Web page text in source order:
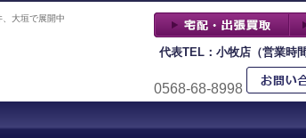
大垣で展開中
代表TEL：小牧店（営業時
0568-68-8998